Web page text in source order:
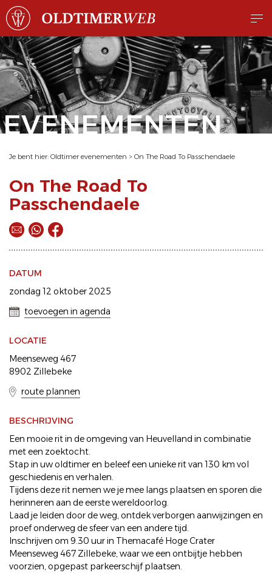
EVENEMENTEN
Je bent hier: Oldtimer evenementen > On The Road To Passchendaele
On The Road To
Passchendaele
DATUM
zondag 12 oktober 2025
toevoegen in agenda
LOCATIE
Meenseweg 467
8902 Zillebeke
route plannen
BESCHRIJVING
Een mooie rit in de omgeving van Heuvelland in combinatie
met een zoektocht.
Stap in uw oldtimer en beleef een unieke rit van 130 km vol
geschiedenis en verhalen.
Tijdens deze rit nemen we je mee langs plaatsen en sporen die
herinneren aan de eerste wereldoorlog.
Laad je leiden door de weg, ontdek verborgen aanwijzingen en
proef onderweg de sfeer van een andere tijd.
Inschrijven om 9.30 uur in Themacafé Hoge Crater
Meenseweg 467 Zillebeke, waar we een ontbijtje hebben
voorzien, opgepast parkeerschijf plaatsen.